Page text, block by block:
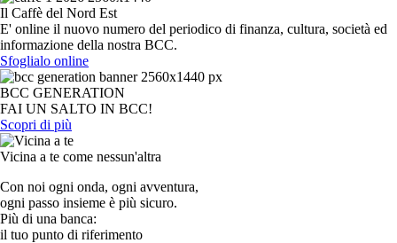
Il Caffè del Nord Est
E' online il nuovo numero del periodico di finanza, cultura, società ed
informazione della nostra BCC.
Sfoglialo online
BCC GENERATION
FAI UN SALTO IN BCC!
Scopri di più
Vicina a te come nessun'altra
Con noi ogni onda, ogni avventura,
ogni passo insieme è più sicuro.
Più di una banca:
il tuo punto di riferimento